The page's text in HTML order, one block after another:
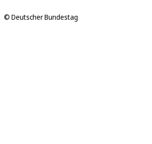
© Deutscher Bundestag